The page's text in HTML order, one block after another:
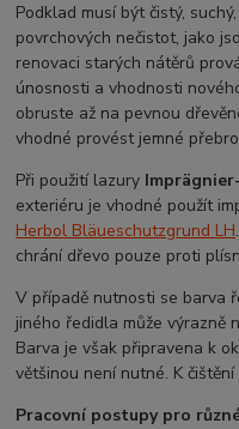
Podklad musí být čistý,
povrchových nečistot, jako
renovaci starých nátěrů
únosnosti a vhodnosti
obruste až na pevnou
vhodné provést jemné
Při použití lazury
exteriéru je vhodné použít
Herbol Bläueschutzgrund LH
chrání dřevo pouze proti
V případě nutnosti se barva
jiného ředidla může výrazně
Barva je však připravena k
většinou není nutné. K
Pracovní postupy pro